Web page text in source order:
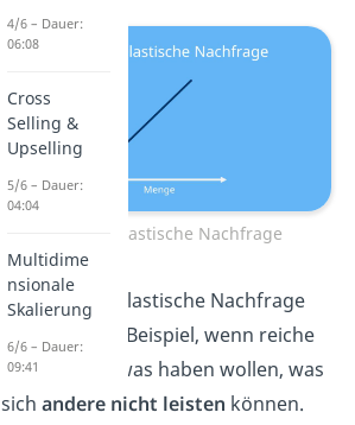
Anomal elastische Nachfrage
Eine anomal elastische Nachfrage
entsteht zum Beispiel, wenn reiche
Menschen etwas haben wollen, was
sich andere nicht leisten können.
4/6 – Dauer:
06:08
Cross
Selling &
Upselling
5/6 – Dauer:
04:04
Multidime
nsionale
Skalierung
6/6 – Dauer:
09:41